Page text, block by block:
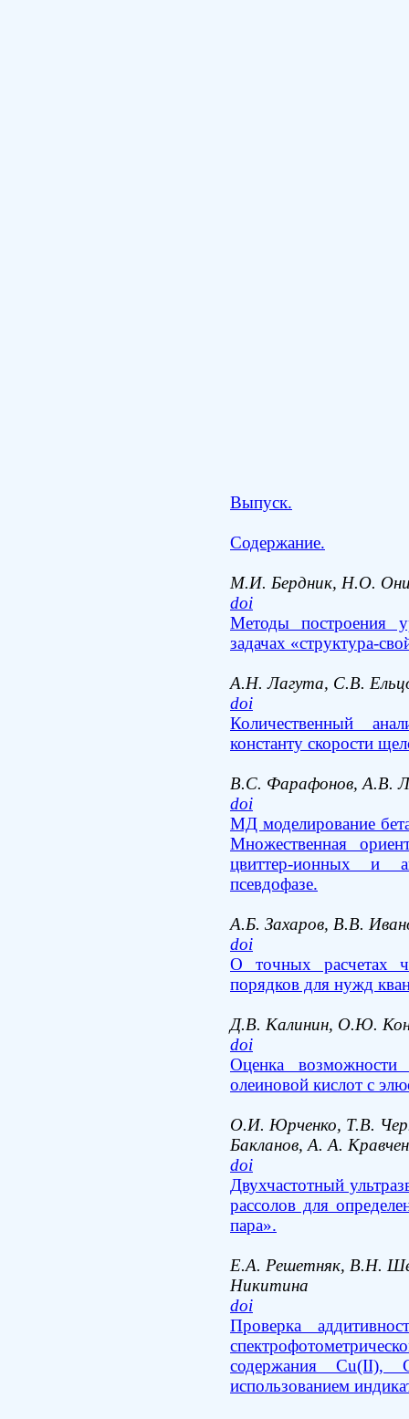
Выпуск.
Содержание.
М.И. Бердник, Н.О.
doi
Методы построения
задачах
структура-
А.Н. Лагута, С.В.
doi
Количественный
константу скорости
В.С. Фарафонов, А.В.
doi
МД моделирование
Множественная
цвиттер-ионных и
псевдофазе.
А.Б. Захаров, В.В.
doi
О точных расчетах
порядков для нужд
Д.В. Калинин, О.Ю.
doi
Оценка возможности
олеиновой кислот с
О.И. Юрченко, Т.В.
Бакланов, А. А.
doi
Двухчастотный
рассолов для
пара .
Е.А. Решетняк, В.Н.
Никитина
doi
Проверка
содержания
использованием